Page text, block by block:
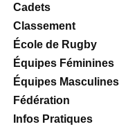
Cadets
Classement
École de Rugby
Équipes Féminines
Équipes Masculines
Fédération
Infos Pratiques